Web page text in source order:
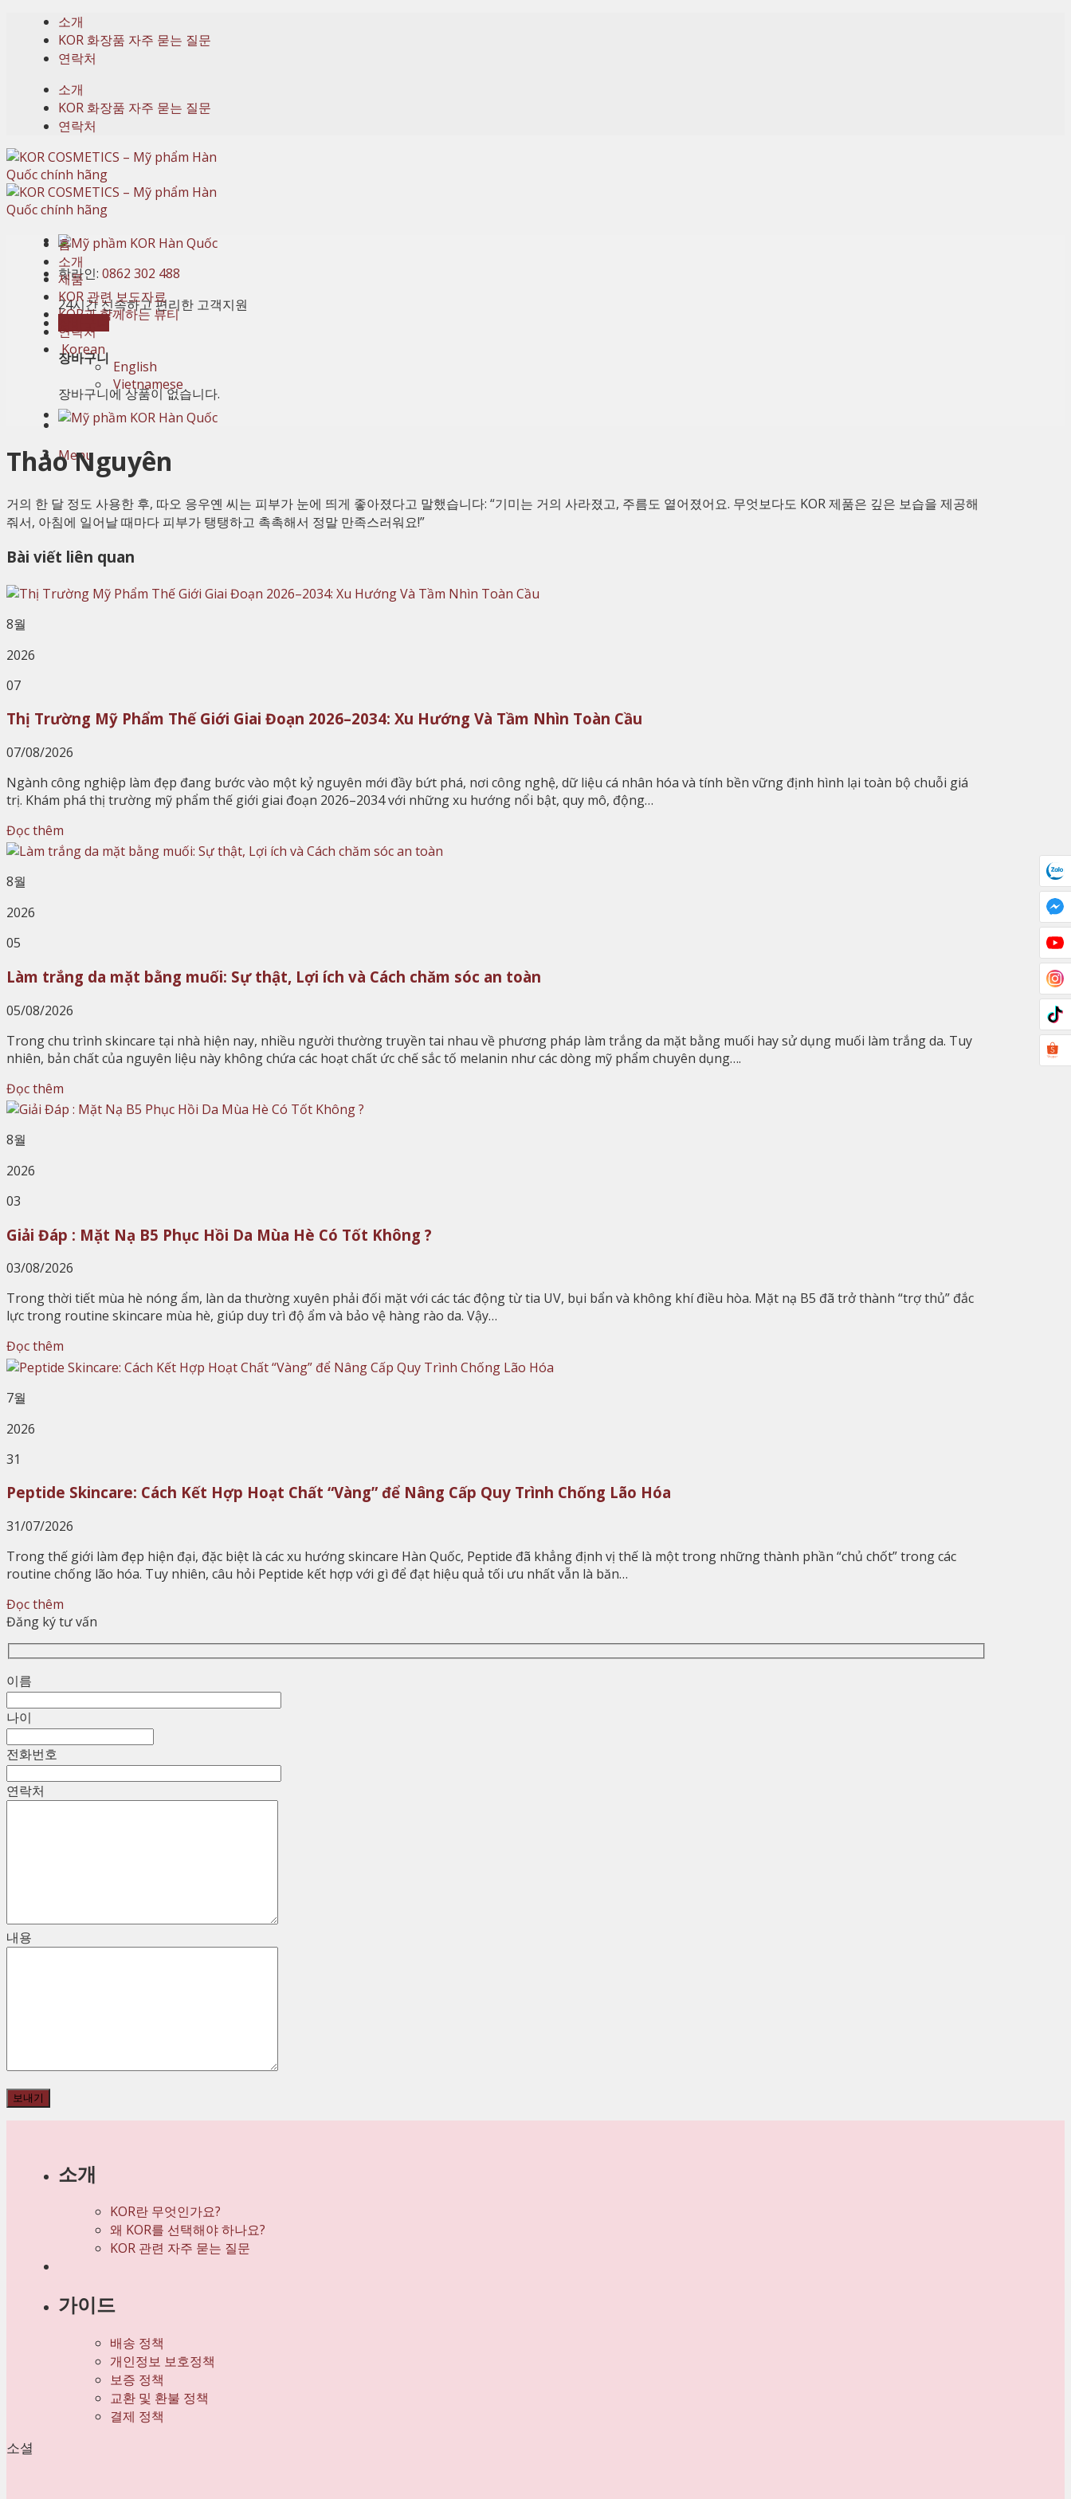
content
소개
KOR 화장품 자주 묻는 질문
연락처
소개
KOR 화장품 자주 묻는 질문
연락처
핫라인: 0862 302 488
24시간 신속하고 편리한 고객지원
장바구니
장바구니에 상품이 없습니다.
Menu
홈
소개
제품
KOR 관련 보도자료
KOR과 함께하는 뷰티
연락처
Korean
English
Vietnamese
Thảo Nguyên
거의 한 달 정도 사용한 후, 따오 응우옌 씨는 피부가 눈에 띄게 좋아졌다고 말했습니다: “기미는 거의 사라졌고, 주름도 옅어졌어요. 무엇보다도 KOR 제품은 깊은 보습을 제공해
줘서, 아침에 일어날 때마다 피부가 탱탱하고 촉촉해서 정말 만족스러워요!”
Bài viết liên quan
8월
2026
07
Thị Trường Mỹ Phẩm Thế Giới Giai Đoạn 2026–2034: Xu Hướng Và Tầm Nhìn Toàn Cầu
07/08/2026
Ngành công nghiệp làm đẹp đang bước vào một kỷ nguyên mới đầy bứt phá, nơi công nghệ, dữ liệu cá nhân hóa và tính bền vững định hình lại toàn bộ chuỗi giá
trị. Khám phá thị trường mỹ phẩm thế giới giai đoạn 2026–2034 với những xu hướng nổi bật, quy mô, động…
Đọc thêm
8월
2026
05
Làm trắng da mặt bằng muối: Sự thật, Lợi ích và Cách chăm sóc an toàn
05/08/2026
Trong chu trình skincare tại nhà hiện nay, nhiều người thường truyền tai nhau về phương pháp làm trắng da mặt bằng muối hay sử dụng muối làm trắng da. Tuy
nhiên, bản chất của nguyên liệu này không chứa các hoạt chất ức chế sắc tố melanin như các dòng mỹ phẩm chuyên dụng….
Đọc thêm
8월
2026
03
Giải Đáp : Mặt Nạ B5 Phục Hồi Da Mùa Hè Có Tốt Không ?
03/08/2026
Trong thời tiết mùa hè nóng ẩm, làn da thường xuyên phải đối mặt với các tác động từ tia UV, bụi bẩn và không khí điều hòa. Mặt nạ B5 đã trở thành “trợ thủ” đắc
lực trong routine skincare mùa hè, giúp duy trì độ ẩm và bảo vệ hàng rào da. Vậy…
Đọc thêm
7월
2026
31
Peptide Skincare: Cách Kết Hợp Hoạt Chất “Vàng” để Nâng Cấp Quy Trình Chống Lão Hóa
31/07/2026
Trong thế giới làm đẹp hiện đại, đặc biệt là các xu hướng skincare Hàn Quốc, Peptide đã khẳng định vị thế là một trong những thành phần “chủ chốt” trong các
routine chống lão hóa. Tuy nhiên, câu hỏi Peptide kết hợp với gì để đạt hiệu quả tối ưu nhất vẫn là băn…
Đọc thêm
Đăng ký tư vấn
이름
나이
전화번호
연락처
내용
소개
KOR란 무엇인가요?
왜 KOR를 선택해야 하나요?
KOR 관련 자주 묻는 질문
가이드
배송 정책
개인정보 보호정책
보증 정책
교환 및 환불 정책
결제 정책
소셜